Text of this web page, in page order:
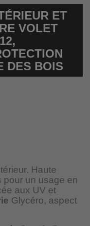
ET
VOLET
DES BOIS
Haute
pour un usage en
aux UV et
Glycéro, aspect